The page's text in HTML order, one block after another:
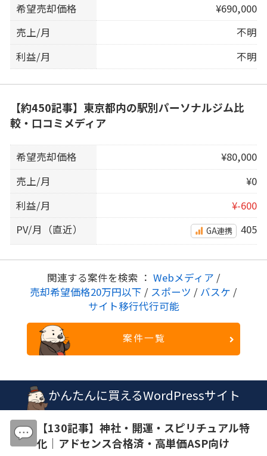
希望売却価格
¥690,000
売上/月
不明
利益/月
不明
【約450記事】東京都内の駅別パーソナルジム比
較・口コミメディア
希望売却価格
¥80,000
売上/月
¥0
利益/月
¥-600
PV/月（直近）
GA連携 405
関連する案件を検索 ： Webメディア /
売却希望価格20万円以下 / スポーツ / バスケ /
サイト移行代行可能
案件一覧
かんたんに買えるWordPressサイト
【130記事】神社・開運・スピリチュアル特
化｜アドセンス合格済・高単価ASP向け